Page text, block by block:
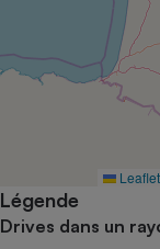
Leaflet
Légende
Drives dans un